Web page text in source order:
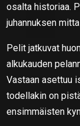
osalta historiaa.
juhannuksen
Pelit jatkuvat
alkukauden
Vastaan asettuu
todellakin on
ensimmäisten